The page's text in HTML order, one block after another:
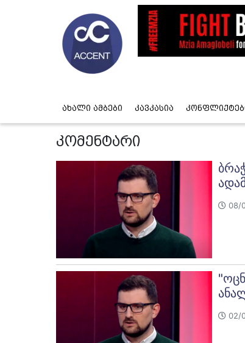
ახალი ამბები კავკასია
კომენტარი
08/
02/